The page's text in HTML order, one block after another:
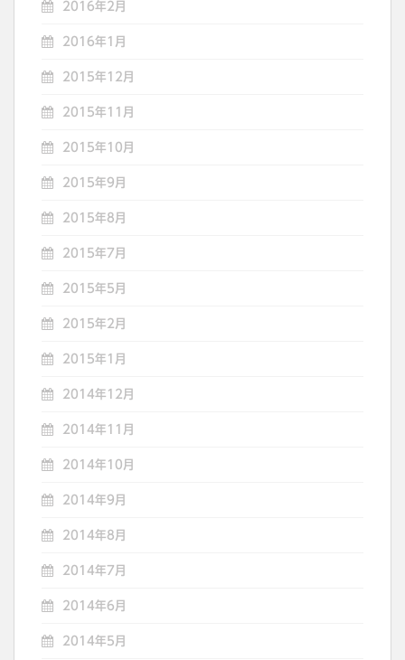
2016年2月
2016年1月
2015年12月
2015年11月
2015年10月
2015年9月
2015年8月
2015年7月
2015年5月
2015年2月
2015年1月
2014年12月
2014年11月
2014年10月
2014年9月
2014年8月
2014年7月
2014年6月
2014年5月